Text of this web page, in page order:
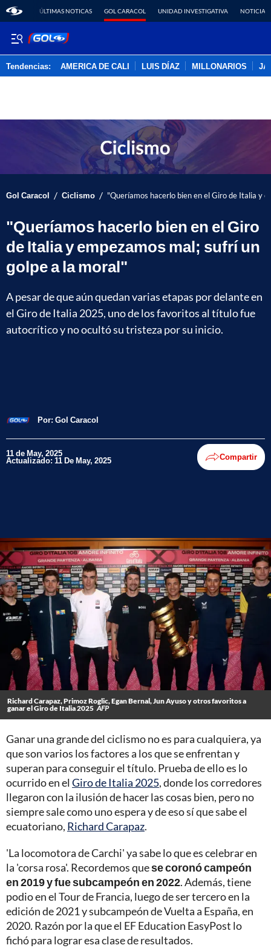
ÚLTIMAS NOTICAS GOL CARACOL UNIDAD INVESTIGATIVA NOTICIAS
Tendencias: AMERICA DE CALI LUIS DÍAZ MILLONARIOS
Gol Caracol / Ciclismo / "Queríamos hacerlo bien en el Giro de Italia y
"Queríamos hacerlo bien en el Giro
de Italia y empezamos mal; sufrí un
golpe a la moral"
A pesar de que aún quedan varias etapas por delante en
el Giro de Italia 2025, uno de los favoritos al título fue
autocrítico y no ocultó su tristeza por su inicio.
Por: Gol Caracol
11 de May, 2025
Actualizado: 11 De May, 2025 Compartir
Richard Carapaz, Primoz Roglic, Egan Bernal, Jun Ayuso y otros favoritos a
ganar el Giro de Italia 2025 AFP
Ganar una grande del ciclismo no es para cualquiera, ya
que son varios los factores a los que se enfrentan y
superan para conseguir el título. Prueba de ello es lo
ocurrido en el Giro de Italia 2025, donde los corredores
llegaron con la ilusión de hacer las cosas bien, pero no
siempre sale como uno espera y de eso sí que sabe el
ecuatoriano, Richard Carapaz.
'La locomotora de Carchi' ya sabe lo que es celebrar en
la 'corsa rosa'. Recordemos quese coronó campeón
en 2019 y fue subcampeón en 2022. Además, tiene
podio en el Tour de Francia, luego de ser tercero en la
edición de 2021 y subcampeón de Vuelta a España, en
2020. Razón por la que el EF Education EasyPost lo
fichó para lograr esa clase de resultados.